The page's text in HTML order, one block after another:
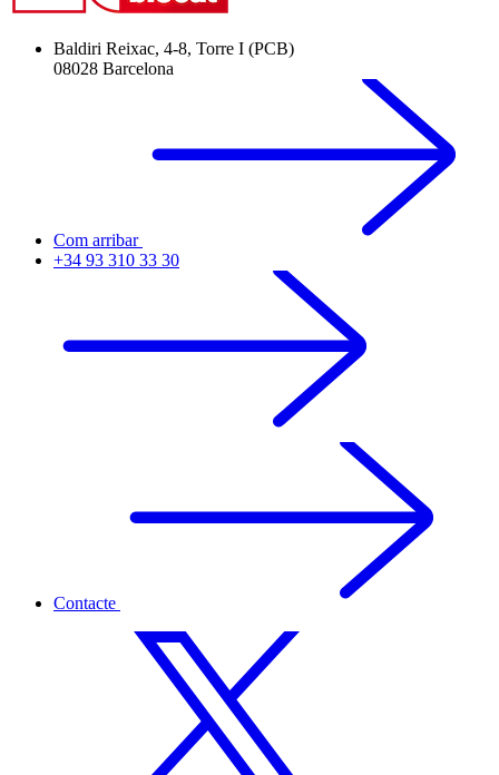
Baldiri Reixac, 4-8, Torre I (PCB)
08028 Barcelona
Com arribar
+34 93 310 33 30
Contacte